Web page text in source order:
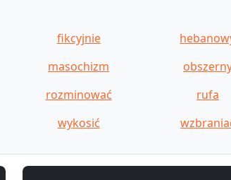
fikcyjnie
masochizm
rozminować rufa
wykosić